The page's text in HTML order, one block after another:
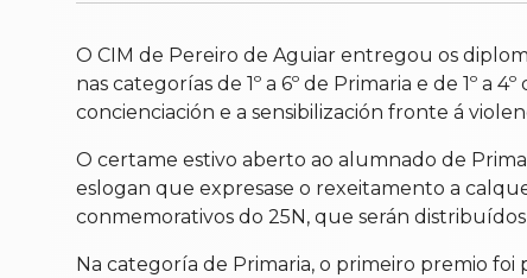
O CIM de Pereiro de Aguiar entregou os
nas categorías de 1º a 6º de Primaria e de 1º a
concienciación e a sensibilización fronte á
O certame estivo aberto ao alumnado de
eslogan que expresase o rexeitamento a
conmemorativos do 25N, que serán
Na categoría de Primaria, o primeiro premio foi